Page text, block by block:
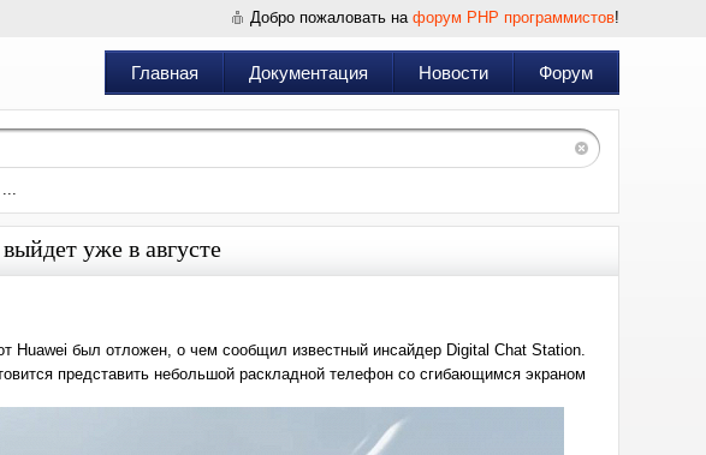
Добро пожаловать на форум PHP программистов!
Главная Документация Новости Форум
уже в августе
Huawei был отложен, о чем сообщил известный инсайдер Digital Chat Station.
представить небольшой раскладной телефон со сгибающимся экраном